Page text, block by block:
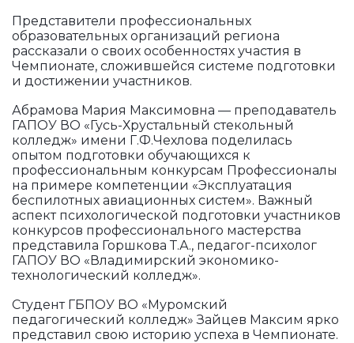
Представители профессиональных
образовательных организаций региона
рассказали о своих особенностях участия в
Чемпионате, сложившейся системе подготовки
и достижении участников.
Абрамова Мария Максимовна — преподаватель
ГАПОУ ВО «Гусь-Хрустальный стекольный
колледж» имени Г.Ф.Чехлова поделилась
опытом подготовки обучающихся к
профессиональным конкурсам Профессионалы
на примере компетенции «Эксплуатация
беспилотных авиационных систем». Важный
аспект психологической подготовки участников
конкурсов профессионального мастерства
представила Горшкова Т.А., педагог-психолог
ГАПОУ ВО «Владимирский экономико-
технологический колледж».
Студент ГБПОУ ВО «Муромский
педагогический колледж» Зайцев Максим ярко
представил свою историю успеха в Чемпионате.